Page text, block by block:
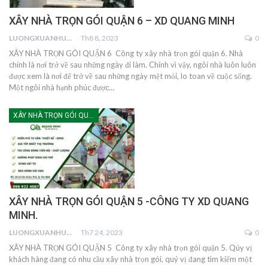
XÂY NHÀ TRỌN GÓI QUẬN 6 – XD QUANG MINH
LUONGXUANHUNG Th8 8, 2023 0
XÂY NHÀ TRỌN GÓI QUẬN 6 Công ty xây nhà trọn gói quận 6. Nhà
chính là nơi trở về sau những ngày đi làm. Chính vì vậy, ngôi nhà luôn luôn
được xem là nơi để trở về sau những ngày mệt mỏi, lo toan về cuộc sống.
Một ngôi nhà hạnh phúc được…
XÂY NHÀ TRỌN GÓI QUẬN 5
XÂY NHÀ TRỌN GÓI QUẬN 5 -CÔNG TY XD QUANG
MINH.
LUONGXUANHUNG Th7 24, 2023 0
XÂY NHÀ TRỌN GÓI QUẬN 5 Công ty xây nhà trọn gói quận 5. Qúy vị
khách hàng đang có nhu cầu xây nhà trọn gói, quý vị đang tìm kiếm một